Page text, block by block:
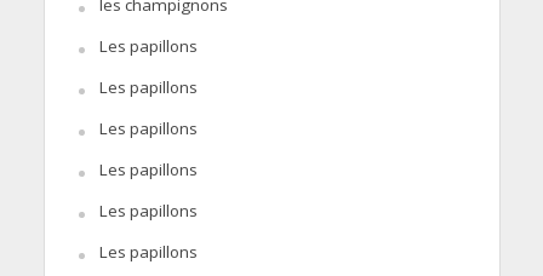
les champignons
Les papillons
Les papillons
Les papillons
Les papillons
Les papillons
Les papillons